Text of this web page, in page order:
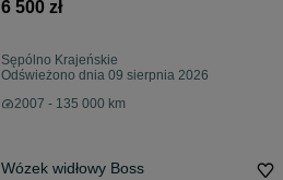
6 500 zł
Sępólno Krajeńskie
Odświeżono dnia 09 sierpnia 2026
2007 - 135 000 km
Wózek widłowy Boss